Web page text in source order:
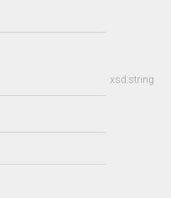
xsd:string